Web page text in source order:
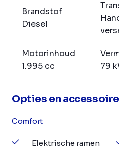
Brandstof
Diesel
Motorinhoud
1.995 cc
79
Opties en
Comfort
Elektrische ramen